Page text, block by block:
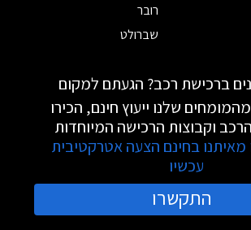
רובר
שברולט
ברכישת רכב? הגעתם למקום
שלנו ייעוץ חינם, הכירו
וקבוצות הרכישה המיוחדות
מאיתנו בחינם הצעה אטרקטיבית
עכשיו
התקשרו